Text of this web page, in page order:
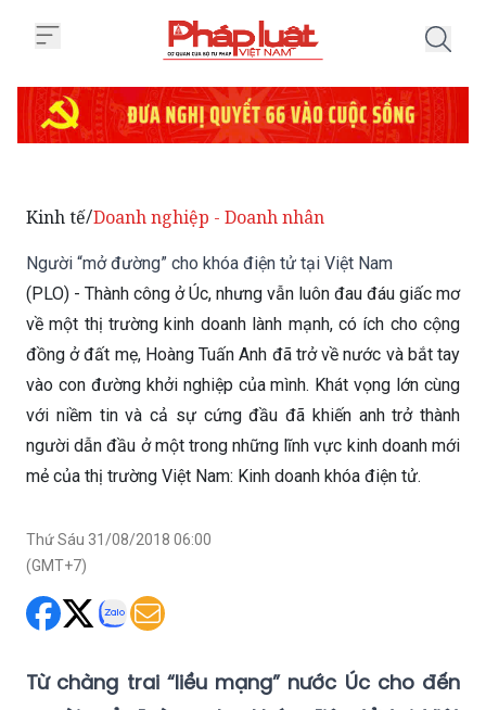
Người “mở đường” cho khóa điện tử tại Việt Nam
về một thị trường kinh doanh lành mạnh, có ích cho cộng
đồng ở đất mẹ, Hoàng Tuấn Anh đã trở về nước và bắt tay
vào con đường khởi nghiệp của mình. Khát vọng lớn cùng
với niềm tin và cả sự cứng đầu đã khiến anh trở thành
người dẫn đầu ở một trong những lĩnh vực kinh doanh mới
mẻ của thị trường Việt Nam: Kinh doanh khóa điện tử.
Thứ Sáu 31/08/2018 06:00
Từ chàng trai “liều mạng” nước Úc cho đến
Nam